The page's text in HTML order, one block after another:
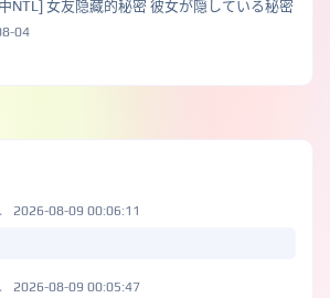
NTL] 女友隐藏的秘密 彼女が隠している秘密
04
2026-08-09 00:06:11
2026-08-09 00:05:47